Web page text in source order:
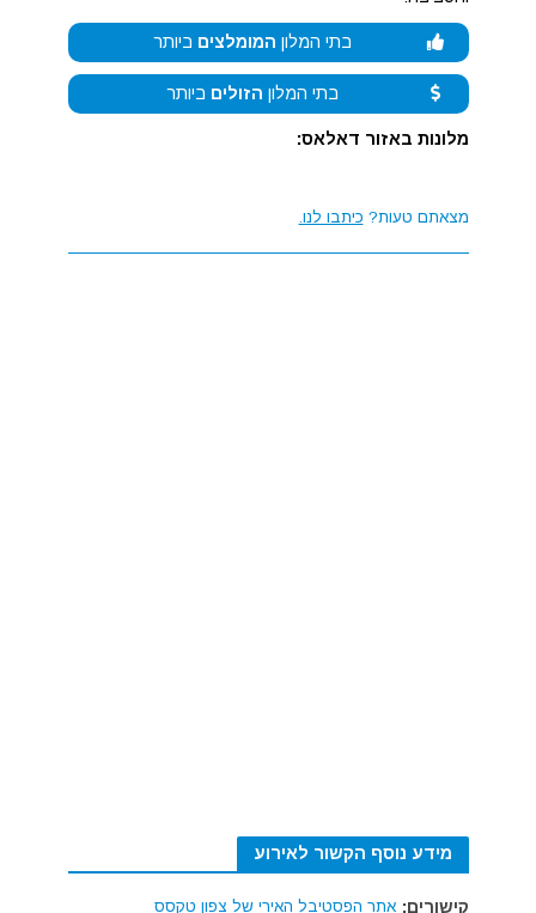
בתי המלון המומלצים ביותר
בתי המלון הזולים ביותר
מלונות באזור דאלאס:
מצאתם טעות? כיתבו לנו.
מידע נוסף הקשור לאירוע
קישורים: אתר הפסטיבל האירי של צפון טקסס